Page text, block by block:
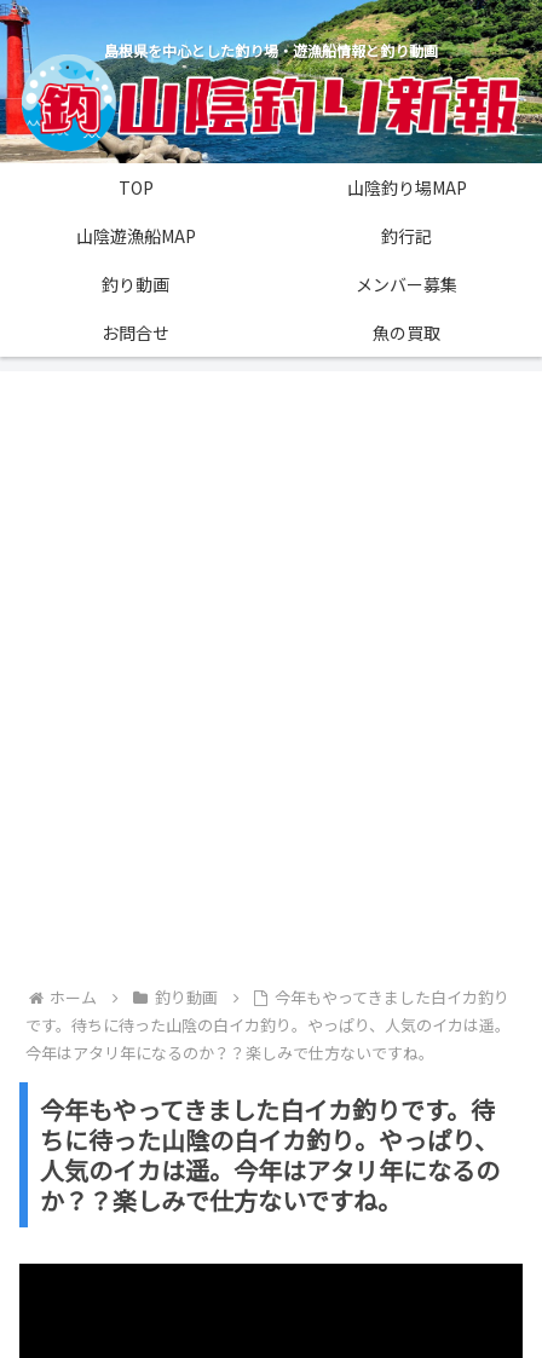
島根県を中心とした釣り場・遊漁船情報と釣り動画
TOP
山陰釣り場MAP
山陰遊漁船MAP
釣行記
釣り動画
メンバー募集
お問合せ
魚の買取
ホーム 釣り動画
今年もやってきました白イカ釣り
です。待ちに待った山陰の白イカ釣り。やっぱり、人気のイカは遥。
今年はアタリ年になるのか？？楽しみで仕方ないですね。
今年もやってきました白イカ釣りです。待
ちに待った山陰の白イカ釣り。やっぱり、
人気のイカは遥。今年はアタリ年になるの
か？？楽しみで仕方ないですね。